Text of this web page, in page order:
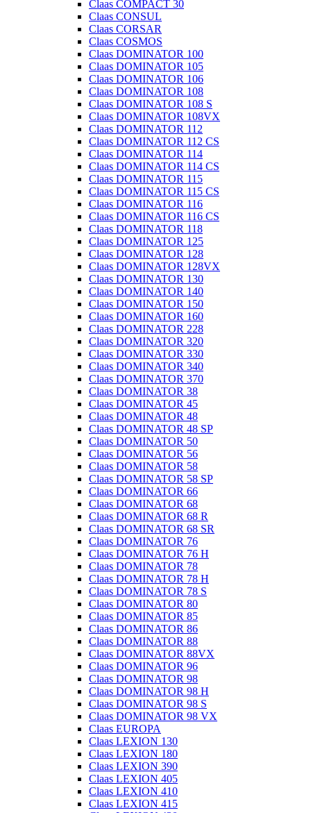
Claas COMPACT 30
Claas CONSUL
Claas CORSAR
Claas COSMOS
Claas DOMINATOR 100
Claas DOMINATOR 105
Claas DOMINATOR 106
Claas DOMINATOR 108
Claas DOMINATOR 108 S
Claas DOMINATOR 108VX
Claas DOMINATOR 112
Claas DOMINATOR 112 CS
Claas DOMINATOR 114
Claas DOMINATOR 114 CS
Claas DOMINATOR 115
Claas DOMINATOR 115 CS
Claas DOMINATOR 116
Claas DOMINATOR 116 CS
Claas DOMINATOR 118
Claas DOMINATOR 125
Claas DOMINATOR 128
Claas DOMINATOR 128VX
Claas DOMINATOR 130
Claas DOMINATOR 140
Claas DOMINATOR 150
Claas DOMINATOR 160
Claas DOMINATOR 228
Claas DOMINATOR 320
Claas DOMINATOR 330
Claas DOMINATOR 340
Claas DOMINATOR 370
Claas DOMINATOR 38
Claas DOMINATOR 45
Claas DOMINATOR 48
Claas DOMINATOR 48 SP
Claas DOMINATOR 50
Claas DOMINATOR 56
Claas DOMINATOR 58
Claas DOMINATOR 58 SP
Claas DOMINATOR 66
Claas DOMINATOR 68
Claas DOMINATOR 68 R
Claas DOMINATOR 68 SR
Claas DOMINATOR 76
Claas DOMINATOR 76 H
Claas DOMINATOR 78
Claas DOMINATOR 78 H
Claas DOMINATOR 78 S
Claas DOMINATOR 80
Claas DOMINATOR 85
Claas DOMINATOR 86
Claas DOMINATOR 88
Claas DOMINATOR 88VX
Claas DOMINATOR 96
Claas DOMINATOR 98
Claas DOMINATOR 98 H
Claas DOMINATOR 98 S
Claas DOMINATOR 98 VX
Claas EUROPA
Claas LEXION 130
Claas LEXION 180
Claas LEXION 390
Claas LEXION 405
Claas LEXION 410
Claas LEXION 415